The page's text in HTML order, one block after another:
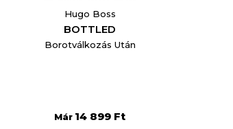
Hugo Boss
BOTTLED
Borotválkozás Után
Már 14 899 Ft